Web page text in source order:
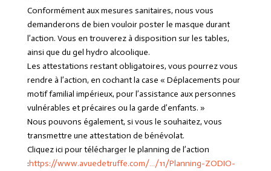
Conformément aux mesures sanitaires, nous vous
demanderons de bien vouloir poster le masque durant
l’action. Vous en trouverez à disposition sur les tables,
ainsi que du gel hydro alcoolique.
Les attestations restant obligatoires, vous pourrez vous
rendre à l’action, en cochant la case « Déplacements pour
motif familial impérieux, pour l’assistance aux personnes
vulnérables et précaires ou la garde d’enfants. »
Nous pouvons également, si vous le souhaitez, vous
transmettre une attestation de bénévolat.
Cliquez ici pour télécharger le planning de l’action
:https://www.avuedetruffe.com/…/11/Planning-ZODIO-